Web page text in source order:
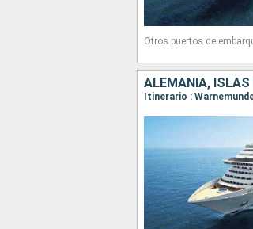
Otros puertos de
ALEMANIA, ISLAS
Itinerario :